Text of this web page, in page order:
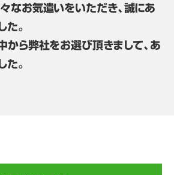
なお気遣いをいただき、誠にあ
た。
から弊社をお選び頂きまして、あ
た。